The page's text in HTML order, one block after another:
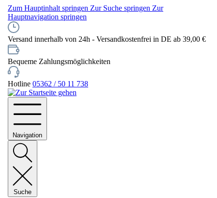
Zum Hauptinhalt springen Zur Suche springen Zur
Hauptnavigation springen
Versand innerhalb von 24h - Versandkostenfrei in DE ab 39,00 €
Bequeme Zahlungsmöglichkeiten
Hotline 05362 / 50 11 738
Navigation
Suche